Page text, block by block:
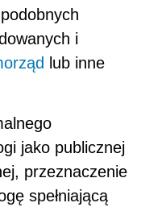
i
lub inne
jako publicznej
przeznaczenie
spełniającą